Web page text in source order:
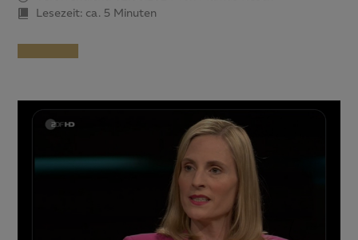
Lesezeit: ca. 5 Minuten